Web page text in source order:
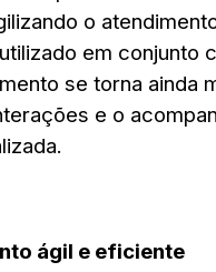
o
em conjunto
se torna ainda
e o
ágil e eficiente